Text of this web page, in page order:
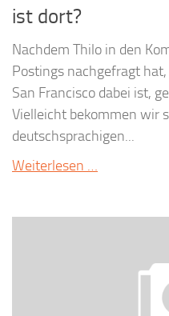
ist dort?
Nachdem Thilo in den
Postings nachgefragt
San Francisco dabei ist,
Vielleicht bekommen wir
deutschsprachigen...
Weiterlesen …